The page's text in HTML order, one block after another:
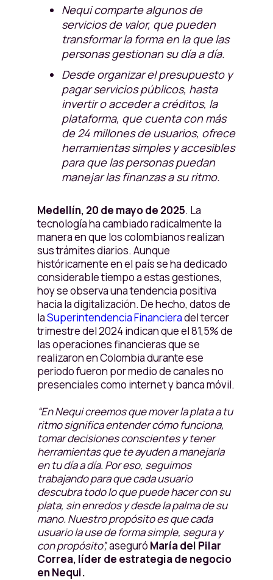
Nequi comparte algunos de
servicios de valor, que pueden
transformar la forma en la que las
personas gestionan su día a día.
Desde organizar el presupuesto y
pagar servicios públicos, hasta
invertir o acceder a créditos, la
plataforma, que cuenta con más
de 24 millones de usuarios, ofrece
herramientas simples y accesibles
para que las personas puedan
manejar las finanzas a su ritmo.
Medellín, 20 de mayo de 2025. La
tecnología ha cambiado radicalmente la
manera en que los colombianos realizan
sus trámites diarios. Aunque
históricamente en el país se ha dedicado
considerable tiempo a estas gestiones,
hoy se observa una tendencia positiva
hacia la digitalización. De hecho, datos de
laSuperintendencia Financieradel tercer
trimestre del 2024 indican que el 81,5% de
las operaciones financieras que se
realizaron en Colombia durante ese
periodo fueron por medio de canales no
presenciales como internet y banca móvil.
“En Nequi creemos que mover la plata a tu
ritmo significa entender cómo funciona,
tomar decisiones conscientes y tener
herramientas que te ayuden a manejarla
en tu día a día. Por eso, seguimos
trabajando para que cada usuario
descubra todo lo que puede hacer con su
plata, sin enredos y desde la palma de su
mano. Nuestro propósito es que cada
usuario la use de forma simple, segura y
con propósito”,aseguró María del Pilar
Correa, líder de estrategia de negocio
en Nequi.